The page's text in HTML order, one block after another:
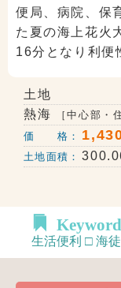
便局、病院、保
た夏の海上花火
16分となり利便
土地
熱海
［中心部・
価 格：
土地面積：
Keyword
生活便利 □ 海